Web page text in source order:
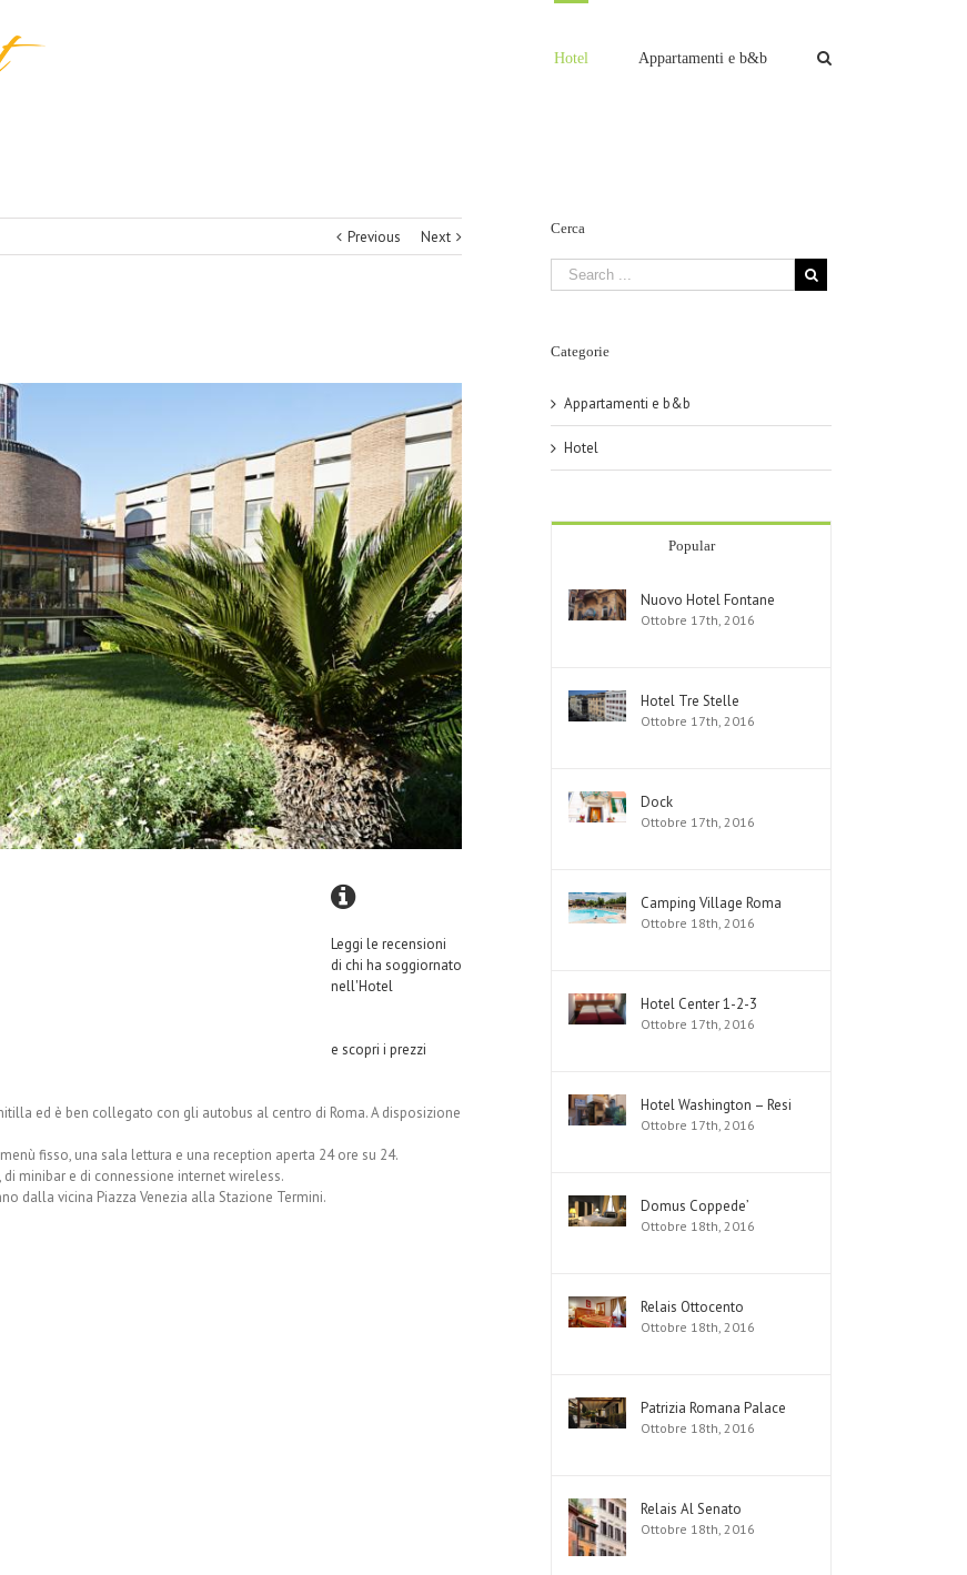
Hotel Appartamenti e b&b
Previous Next
Leggi le recensioni
di chi ha soggiornato
nell'Hotel
e scopri i prezzi
ed è ben collegato con gli autobus al centro di Roma. A disposizione
fisso, una sala lettura e una reception aperta 24 ore su 24.
minibar e di connessione internet wireless.
dalla vicina Piazza Venezia alla Stazione Termini.
Cerca
Categorie
Appartamenti e b&b
Hotel
Popular
Nuovo Hotel Fontane
Ottobre 17th, 2016
Hotel Tre Stelle
Ottobre 17th, 2016
Dock
Ottobre 17th, 2016
Camping Village Roma
Ottobre 18th, 2016
Hotel Center 1-2-3
Ottobre 17th, 2016
Hotel Washington – Resi
Ottobre 17th, 2016
Domus Coppede’
Ottobre 18th, 2016
Relais Ottocento
Ottobre 18th, 2016
Patrizia Romana Palace
Ottobre 18th, 2016
Relais Al Senato
Ottobre 18th, 2016